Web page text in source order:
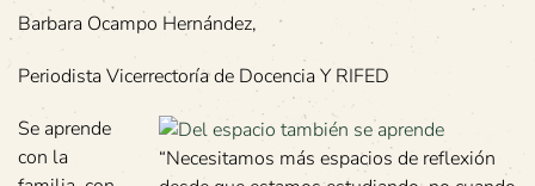
Barbara Ocampo Hernández,
Periodista Vicerrectoría de Docencia Y RIFED
“Necesitamos más espacios de reflexión
Se aprende
con la